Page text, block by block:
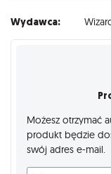
Wydawca:
Możesz otrzymać
produkt będzie
swój adres e-mail.